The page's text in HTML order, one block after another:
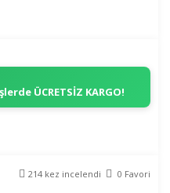
ÜCRETSİZ KARGO!
214 kez incelendi 0 Favori